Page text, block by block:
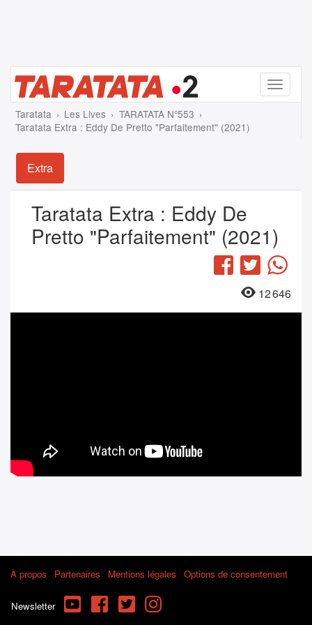
Menu
Taratata Les Lives
TARATATA N°553
Taratata Extra : Eddy De Pretto "Parfaitement" (2021)
Extra
Taratata Extra : Eddy De
Pretto "Parfaitement" (2021)
Facebook
Twitter
12 646
À propos Partenaires Mentions légales Options de consentement
Newsletter YouTube FacebookTwitterInstagram